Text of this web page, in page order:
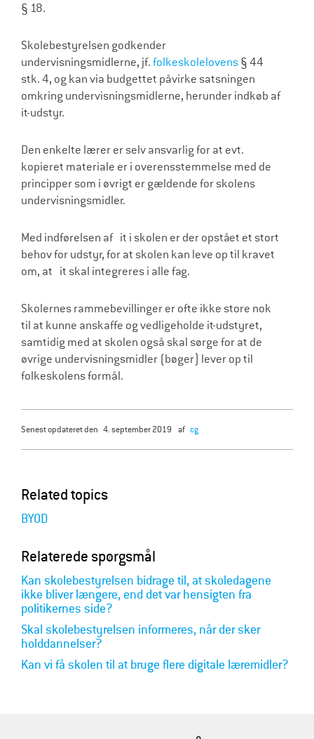
§ 18.
Skolebestyrelsen godkender
undervisningsmidlerne, jf.folkeskolelovens§ 44
stk. 4, og kan via budgettet påvirke satsningen
omkring undervisningsmidlerne, herunder indkøb af
it-udstyr.
Den enkelte lærer er selv ansvarlig for at evt.
kopieret materiale er i overensstemmelse med de
principper som i øvrigt er gældende for skolens
undervisningsmidler.
Med indførelsen af it i skolen er der opstået et stort
behov for udstyr, for at skolen kan leve op til kravet
om, at it skal integreres i alle fag.
Skolernes rammebevillinger er ofte ikke store nok
til at kunne anskaffe og vedligeholde it-udstyret,
samtidig med at skolen også skal sørge for at de
øvrige undervisningsmidler (bøger) lever op til
folkeskolens formål.
senest opdateret den 4. september 2019 af cg
Related topics
BYOD
Relaterede spørgsmål
Kan skolebestyrelsen bidrage til, at skoledagene
ikke bliver længere, end det var hensigten fra
politikernes side?
Skal skolebestyrelsen informeres, når der sker
holddannelser?
Kan vi få skolen til at bruge flere digitale læremidler?